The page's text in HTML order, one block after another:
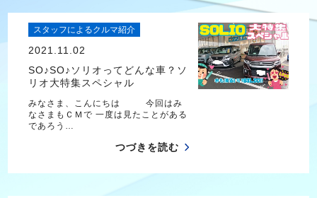
スタッフによるクルマ紹介
2021.11.02
SO♪SO♪ソリオってどんな車？ソ
リオ大特集スペシャル
みなさま、こんにちは 今回はみ
なさまもＣＭで 一度は見たことがある
であろう…
つづきを読む